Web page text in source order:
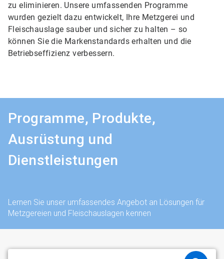
zu eliminieren. Unsere umfassenden Programme
wurden gezielt dazu entwickelt, Ihre Metzgerei und
Fleischauslage sauber und sicher zu halten – so
können Sie die Markenstandards erhalten und die
Betriebseffizienz verbessern.
Programme, Produkte,
Ausrüstung und
Dienstleistungen
Lernen Sie unser umfassendes Angebot an Lösungen für
Metzgereien und Fleischauslagen kennen